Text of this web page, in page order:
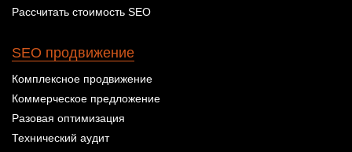
Рассчитать стоимость SEO
SEO продвижение
Комплексное продвижение
Коммерческое предложение
Разовая оптимизация
Технический аудит